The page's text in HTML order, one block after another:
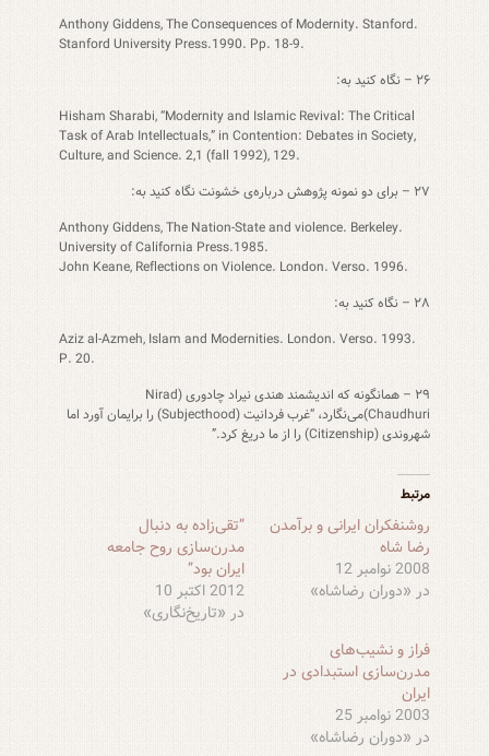
Anthony Giddens, The Consequences of Modernity. Stanford.
Stanford University Press.1990. Pp. 18-9.
۲۶ – نگاه کنید به:
Hisham Sharabi, “Modernity and Islamic Revival: The Critical
Task of Arab Intellectuals,” in Contention: Debates in Society,
Culture, and Science. 2,1 (fall 1992), 129.
۲۷ – برای دو نمونه پژوهش درباره‌ی خشونت نگاه کنید به:
Anthony Giddens, The Nation-State and violence. Berkeley.
University of California Press.1985.
John Keane, Reflections on Violence. London. Verso. 1996.
۲۸ – نگاه کنید به:
Aziz al-Azmeh, Islam and Modernities. London. Verso. 1993.
P. 20.
۲۹ – همانگونه که اندیشمند هندی نیراد چادوری (Nirad
Chaudhuri)می‌نگارد، “غرب فردانیت (Subjecthood) را برایمان آورد اما
شهروندی (Citizenship) را از ما دریغ کرد.”
مرتبط
روشنفکران ایرانی و برآمدن
رضا شاه
2008 نوامبر 12
در «دوران رضاشاه»
“تقی‌زاده به دنبال
مدرن‌سازی روح جامعه
ایران بود”
2012 اکتبر 10
در «تاریخ‌نگاری»
فراز و نشیب‌های
مدرن‌سازی استبدادی در
ایران
2003 نوامبر 25
در «دوران رضاشاه»